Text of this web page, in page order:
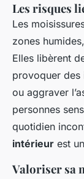
Les risques
Les
zones
Elles libèrent
provoquer des
ou aggraver
personnes
quotidien
intérieur est
Valoriser sa